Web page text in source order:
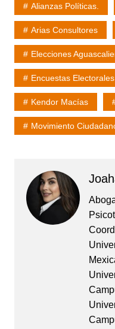
Alianzas Políticas.
Arias Consultores
Elecciones
Encuestas Electorales
Kendor Macías
Movimiento